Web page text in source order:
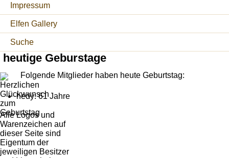
Impressum
Elfen Gallery
Suche
heutige Geburstage
Folgende Mitglieder haben heute Geburtstag:
hedy: 61 Jahre
Alle Logos und
Warenzeichen auf
dieser Seite sind
Eigentum der
jeweiligen Besitzer